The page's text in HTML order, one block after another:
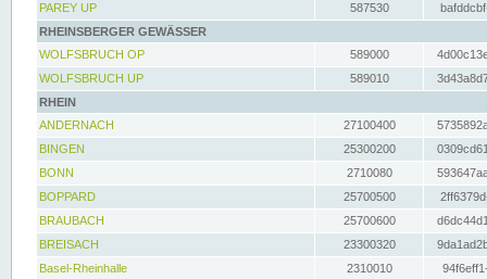
PAREY UP
587530
RHEINSBERGER GEWÄSSER
WOLFSBRUCH OP
589000
WOLFSBRUCH UP
589010
RHEIN
ANDERNACH
27100400
BINGEN
25300200
BONN
2710080
BOPPARD
25700500
BRAUBACH
25700600
BREISACH
23300320
Basel-Rheinhalle
2310010